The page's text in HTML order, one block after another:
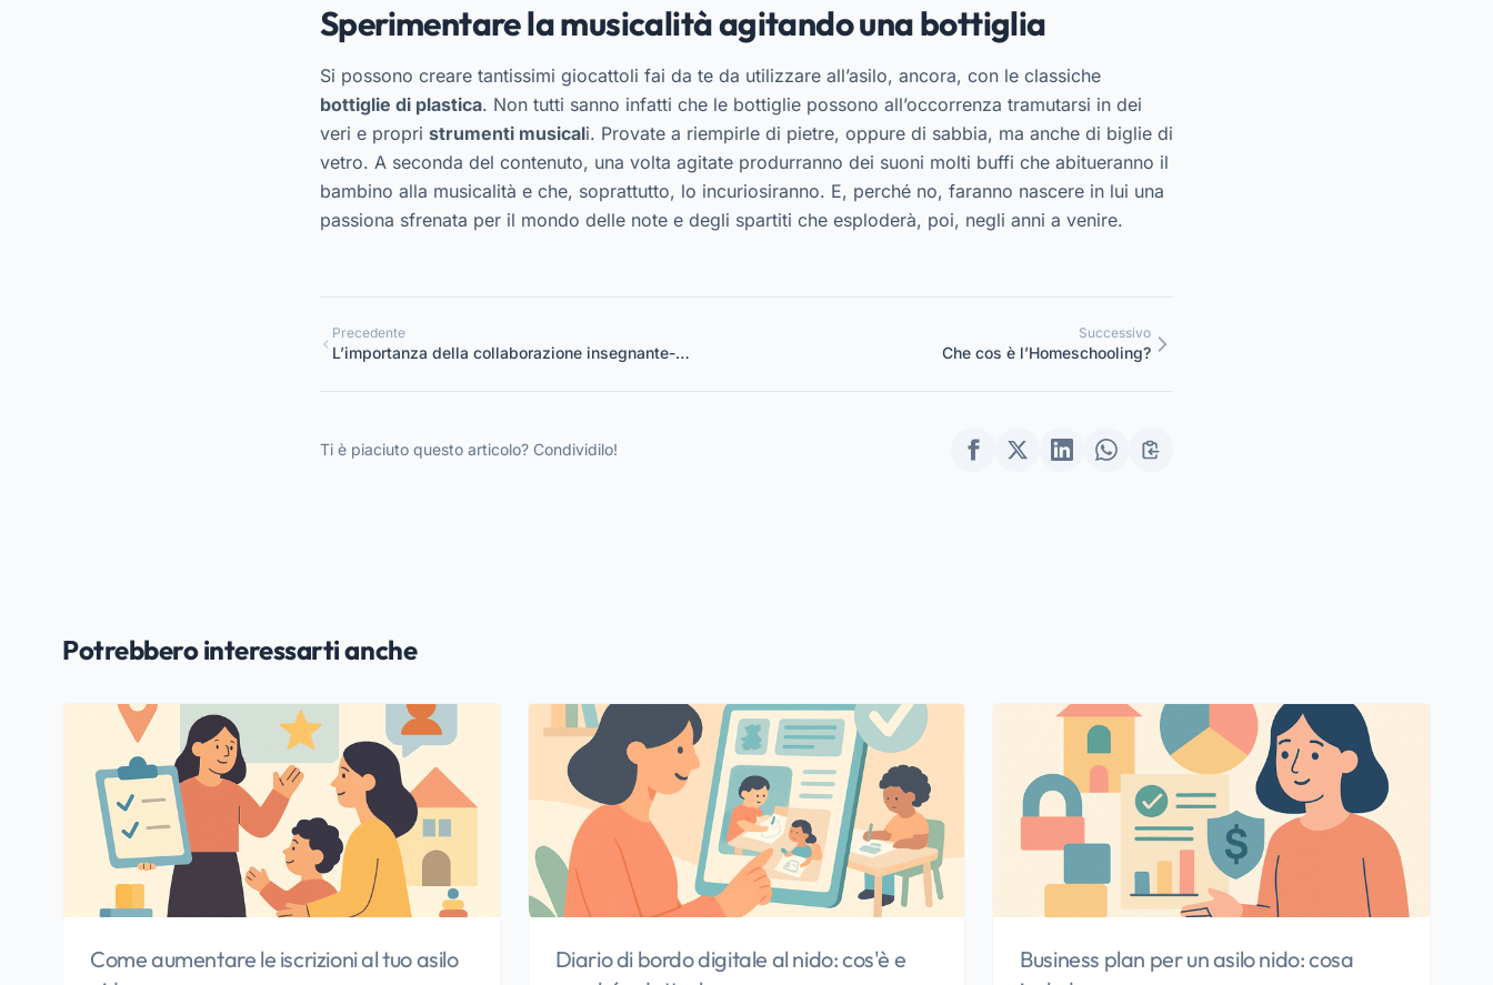
Sperimentare la musicalità agitando una bottiglia
Si possono creare tantissimi giocattoli fai da te da utilizzare all’asilo, ancora, con le classiche
bottiglie di plastica. Non tutti sanno infatti che le bottiglie possono all’occorrenza tramutarsi in dei
veri e propri strumenti musicali. Provate a riempirle di pietre, oppure di sabbia, ma anche di biglie di
vetro. A seconda del contenuto, una volta agitate produrranno dei suoni molti buffi che abitueranno il
bambino alla musicalità e che, soprattutto, lo incuriosiranno. E, perché no, faranno nascere in lui una
passiona sfrenata per il mondo delle note e degli spartiti che esploderà, poi, negli anni a venire.
Precedente
L’importanza della collaborazione insegnante-
Successivo
Che cos è l’Homeschooling?
Ti è piaciuto questo articolo? Condividilo!
Potrebbero interessarti anche
Come aumentare le iscrizioni al tuo asilo
Diario di bordo digitale al nido: cos'è e
Business plan per un asilo nido: cosa